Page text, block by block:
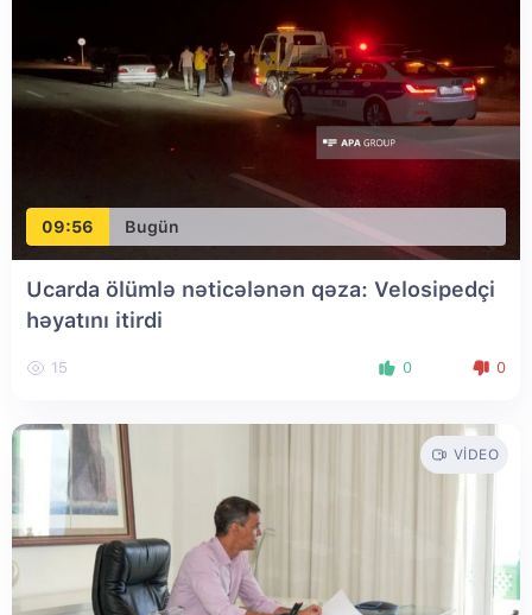
09:56 Bugün
Ucarda ölümlə nəticələnən qəza: Velosipedçi
həyatını itirdi
15 0 0
VIDEO